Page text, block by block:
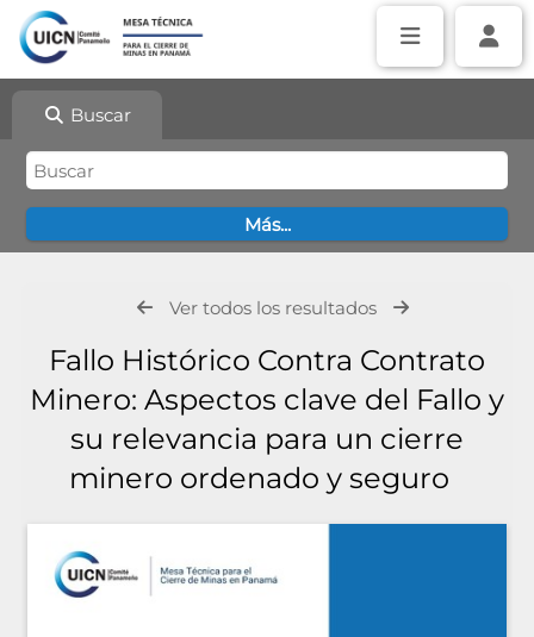
Buscar
Ver todos los resultados
Fallo Histórico Contra Contrato
Minero: Aspectos clave del Fallo y
su relevancia para un cierre
minero ordenado y seguro